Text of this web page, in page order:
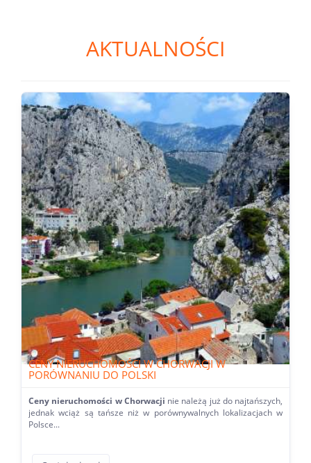
AKTUALNOŚCI
CENY NIERUCHOMOŚCI W CHORWACJI W
PORÓWNANIU DO POLSKI
Ceny nieruchomości w Chorwacji nie należą już do najtańszych,
jednak wciąż są tańsze niż w porównywalnych lokalizacjach w
Polsce...